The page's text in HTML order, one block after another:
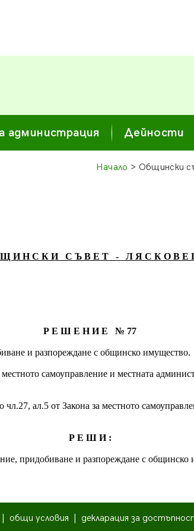
администрация Дейности
Начало > Общински
Щ И Н С К И С Ъ В Е Т - Л Я С К О В Е
Р Е Ш Е Н И Е № 77
и разпореждане с общинско имущество.
самоуправление и местната
ал.5 от Закона за местното
Р Е Ш И :
придобиване и разпореждане с общинско
общи условия декларация за